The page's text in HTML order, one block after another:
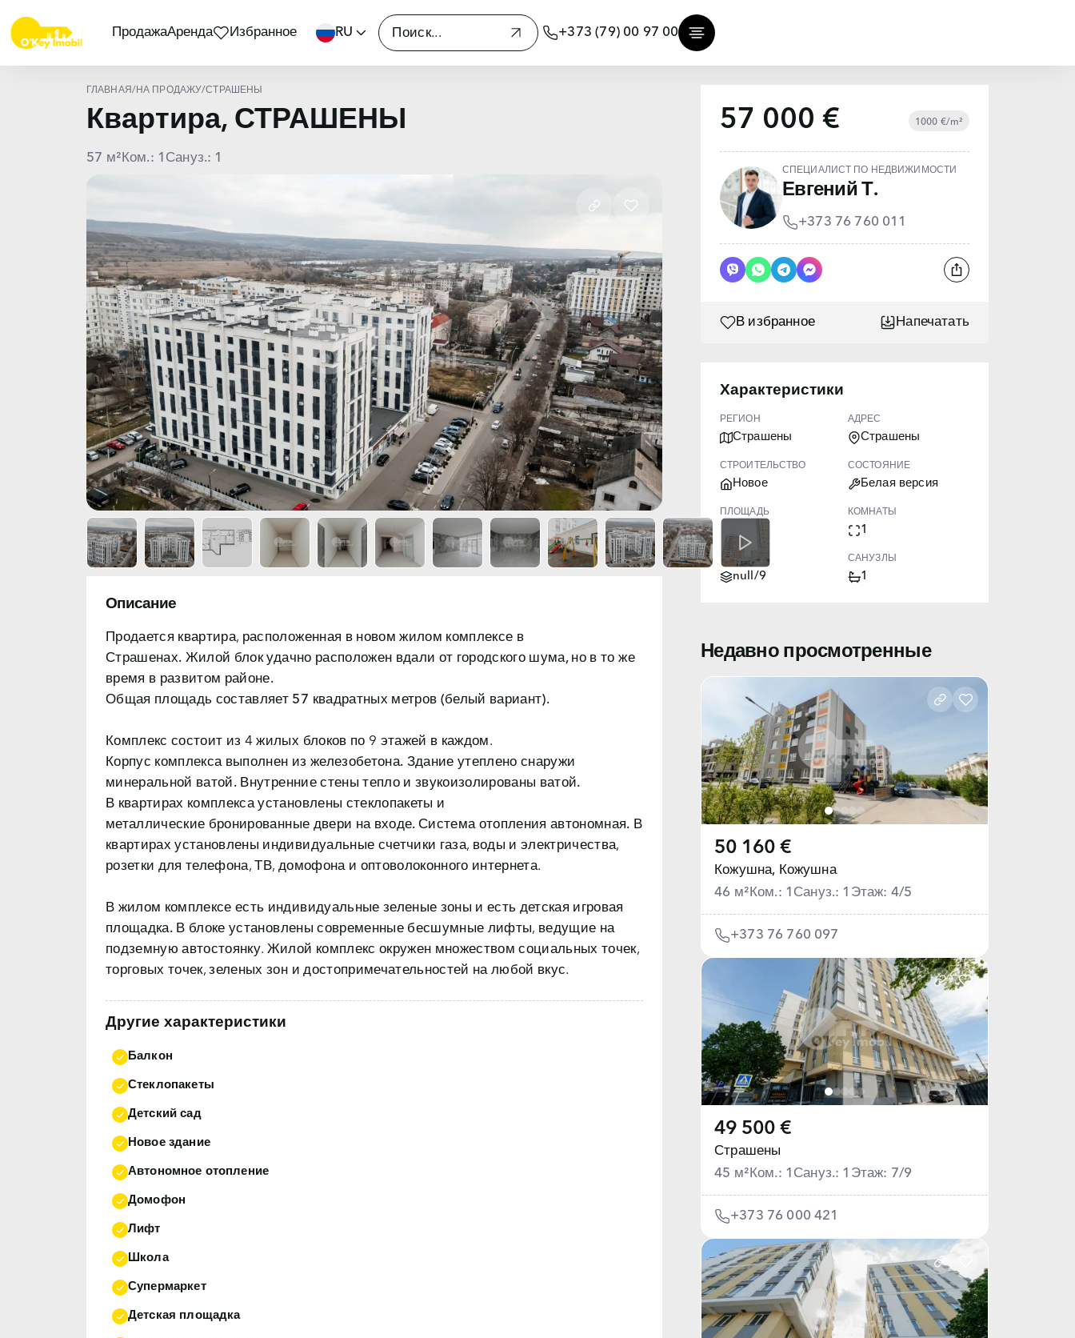
ПродажаАренда Избранное RU +373 (79) 00 97 00
ГЛАВНАЯ/ НА ПРОДАЖУ/СТРАШЕНЫ
Квартира, СТРАШЕНЫ
57 м² Ком.: 1 Сануз.: 1
Описание
Продается квартира, расположенная в новомжилом комплексе в
Страшенах. Жилой блок удачно расположен вдали от городского шума, но в то же
время в развитом районе.
Общая площадь составляет 57 квадратных метров (белый вариант).
Комплекс состоит из 4 жилых блоков по 9 этажей в каждом.
Корпус комплекса выполнен из железобетона. Зданиеутеплено снаружи
минеральной ватой. Внутренние стены тепло и звукоизолированы ватой.
В квартирах комплекса установлены стеклопакеты и
металлические бронированные двери на входе. Система отопления автономная. В
квартирах установлены индивидуальные счетчики газа, воды и электричества,
розетки для телефона, ТВ, домофона и оптоволоконного интернета.
В жилом комплексе есть индивидуальные зеленые зоны и есть детская игровая
площадка. В блоке установлены современные бесшумные лифты, ведущие на
подземную автостоянку. Жилой комплекс окружен множеством социальных точек,
торговых точек, зеленых зон и достопримечательностей на любой вкус.
Другие характеристики
Балкон
Стеклопакеты
Детский сад
Новое здание
Автономное отопление
Домофон
Лифт
Школа
Супермаркет
Детская площадка
57 000 € 1000 €/m²
СПЕЦИАЛИСТ ПО НЕДВИЖИМОСТИ
Евгений Т.
+373 76 760 011
В избранное Напечатать
Характеристики
РЕГИОН
Страшены
АДРЕС
Страшены
СТРОИТЕЛЬСТВО
Новое
СОСТОЯНИЕ
Белая версия
ПЛОЩАДЬ
57.00
КОМНАТЫ
1
ЭТАЖ
null/9
САНУЗЛЫ
1
Недавно просмотренные
50 160 €
Кожушна, Кожушна
46 м² Ком.: 1 Сануз.: 1 Этаж: 4/5
+373 76 760 097
49 500 €
Страшены
45 м² Ком.: 1 Сануз.: 1 Этаж: 7/9
+373 76 000 421